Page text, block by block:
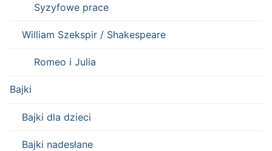
Syzyfowe prace
William Szekspir / Shakespeare
Romeo i Julia
Bajki
Bajki dla dzieci
Bajki nadesłane